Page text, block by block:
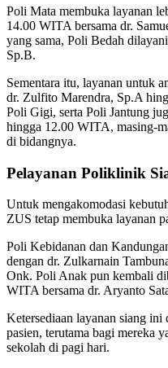
Poli Mata membuka layanan
14.00 WITA bersama dr.
yang sama, Poli Bedah
Sp.B.
Sementara itu, layanan untuk
dr. Zulfito Marendra, Sp.A
Poli Gigi, serta Poli Jantung
hingga 12.00 WITA, masing-
di bidangnya.
Pelayanan Poliklinik
Untuk mengakomodasi
ZUS tetap membuka layanan
Poli Kebidanan dan
dengan dr. Zulkarnain
Onk. Poli Anak pun kembali
WITA bersama dr. Aryanto
Ketersediaan layanan siang
pasien, terutama bagi mereka
sekolah di pagi hari.